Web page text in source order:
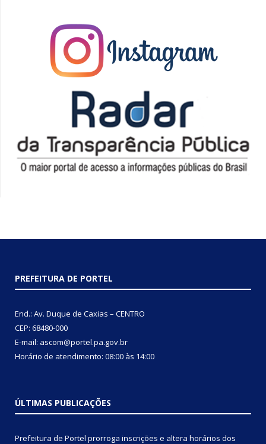
PREFEITURA DE PORTEL
End.: Av. Duque de Caxias – CENTRO
CEP: 68480-000
E-mail: ascom@portel.pa.gov.br
Horário de atendimento: 08:00 às 14:00
ÚLTIMAS PUBLICAÇÕES
Prefeitura de Portel prorroga inscrições e altera horários dos